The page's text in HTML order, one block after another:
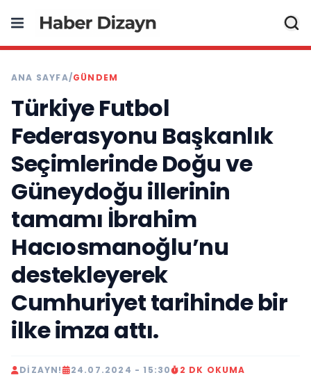
ANA SAYFA/GÜNDEM
Türkiye Futbol
Federasyonu Başkanlık
Seçimlerinde Doğu ve
Güneydoğu illerinin
tamamı İbrahim
Hacıosmanoğlu’nu
destekleyerek
Cumhuriyet tarihinde bir
ilke imza attı.
DIZAYN! 24.07.2024 - 15:30 2 DK OKUMA